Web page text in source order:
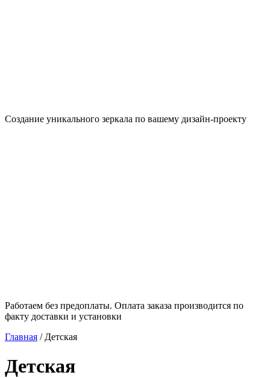
Создание уникального зеркала по вашему дизайн-проекту
Работаем без предоплаты. Оплата заказа производится по
факту доставки и установки
Главная / Детская
Детская